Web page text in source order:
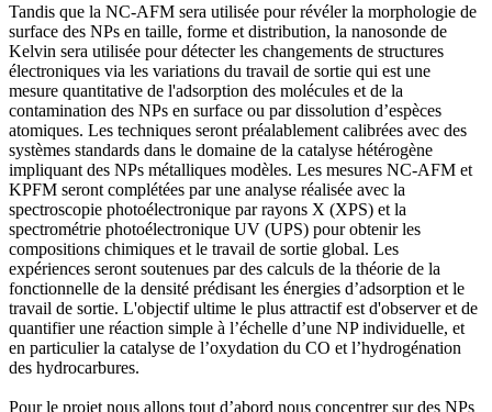
Tandis que la NC-AFM sera utilisée pour révéler la morphologie de
surface des NPs en taille, forme et distribution, la nanosonde de
Kelvin sera utilisée pour détecter les changements de structures
électroniques via les variations du travail de sortie qui est une
mesure quantitative de l'adsorption des molécules et de la
contamination des NPs en surface ou par dissolution d’espèces
atomiques. Les techniques seront préalablement calibrées avec des
systèmes standards dans le domaine de la catalyse hétérogène
impliquant des NPs métalliques modèles. Les mesures NC-AFM et
KPFM seront complétées par une analyse réalisée avec la
spectroscopie photoélectronique par rayons X (XPS) et la
spectrométrie photoélectronique UV (UPS) pour obtenir les
compositions chimiques et le travail de sortie global. Les
expériences seront soutenues par des calculs de la théorie de la
fonctionnelle de la densité prédisant les énergies d’adsorption et le
travail de sortie. L'objectif ultime le plus attractif est d'observer et de
quantifier une réaction simple à l’échelle d’une NP individuelle, et
en particulier la catalyse de l’oxydation du CO et l’hydrogénation
des hydrocarbures.
Pour le projet nous allons tout d’abord nous concentrer sur des NPs